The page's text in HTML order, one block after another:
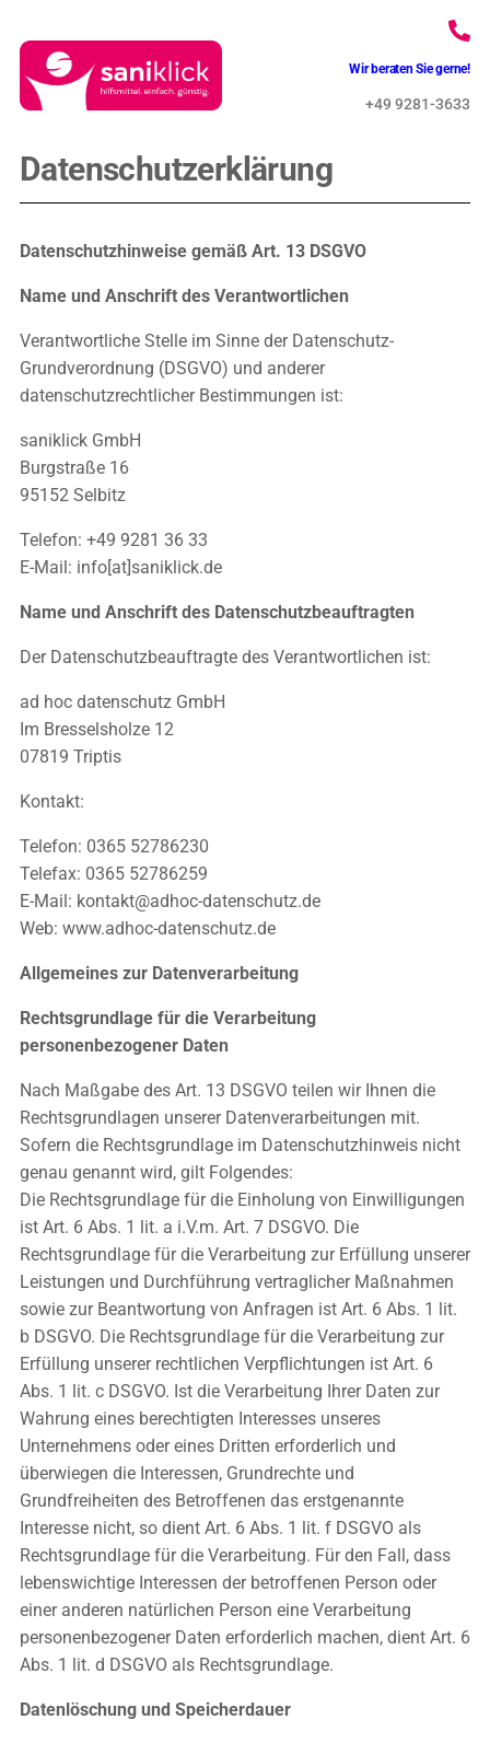
Wir beraten Sie gerne!
+49 9281-3633
Datenschutzerklärung
Datenschutzhinweise gemäß Art. 13 DSGVO
Name und Anschrift des Verantwortlichen
Verantwortliche Stelle im Sinne der Datenschutz-
Grundverordnung (DSGVO) und anderer
datenschutzrechtlicher Bestimmungen ist:
saniklick GmbH
Burgstraße 16
95152 Selbitz
Telefon: +49 9281 36 33
E-Mail: info[at]saniklick.de
Name und Anschrift des Datenschutzbeauftragten
Der Datenschutzbeauftragte des Verantwortlichen ist:
ad hoc datenschutz GmbH
Im Bresselsholze 12
07819 Triptis
Kontakt:
Telefon: 0365 52786230
Telefax: 0365 52786259
E-Mail: kontakt@adhoc-datenschutz.de
Web: www.adhoc-datenschutz.de
Allgemeines zur Datenverarbeitung
Rechtsgrundlage für die Verarbeitung
personenbezogener Daten
Nach Maßgabe des Art. 13 DSGVO teilen wir Ihnen die
Rechtsgrundlagen unserer Datenverarbeitungen mit.
Sofern die Rechtsgrundlage im Datenschutzhinweis nicht
genau genannt wird, gilt Folgendes:
Die Rechtsgrundlage für die Einholung von Einwilligungen
ist Art. 6 Abs. 1 lit. a i.V.m. Art. 7 DSGVO. Die
Rechtsgrundlage für die Verarbeitung zur Erfüllung unserer
Leistungen und Durchführung vertraglicher Maßnahmen
sowie zur Beantwortung von Anfragen ist Art. 6 Abs. 1 lit.
b DSGVO. Die Rechtsgrundlage für die Verarbeitung zur
Erfüllung unserer rechtlichen Verpflichtungen ist Art. 6
Abs. 1 lit. c DSGVO. Ist die Verarbeitung Ihrer Daten zur
Wahrung eines berechtigten Interesses unseres
Unternehmens oder eines Dritten erforderlich und
überwiegen die Interessen, Grundrechte und
Grundfreiheiten des Betroffenen das erstgenannte
Interesse nicht, so dient Art. 6 Abs. 1 lit. f DSGVO als
Rechtsgrundlage für die Verarbeitung. Für den Fall, dass
lebenswichtige Interessen der betroffenen Person oder
einer anderen natürlichen Person eine Verarbeitung
personenbezogener Daten erforderlich machen, dient Art. 6
Abs. 1 lit. d DSGVO als Rechtsgrundlage.
Datenlöschung und Speicherdauer